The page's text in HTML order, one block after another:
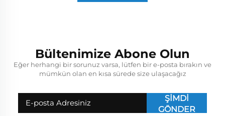
Bültenimize Abone Olun
Eğer herhangi bir sorunuz varsa, lütfen bir e-posta bırakın ve
mümkün olan en kısa sürede size ulaşacağız
ŞİMDİ
GÖNDER